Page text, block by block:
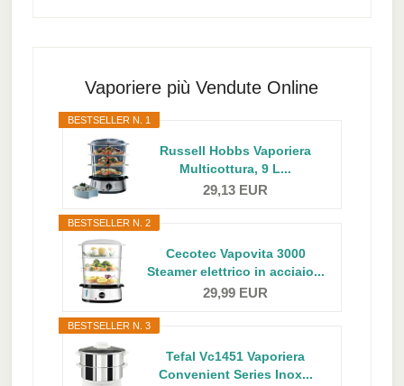
SidebarVaporiere più Vendute Online
BESTSELLER N. 1
Russell Hobbs Vaporiera
Multicottura, 9 L...
29,13 EUR
BESTSELLER N. 2
Cecotec Vapovita 3000
Steamer elettrico in acciaio...
29,99 EUR
BESTSELLER N. 3
Tefal Vc1451 Vaporiera
Convenient Series Inox...